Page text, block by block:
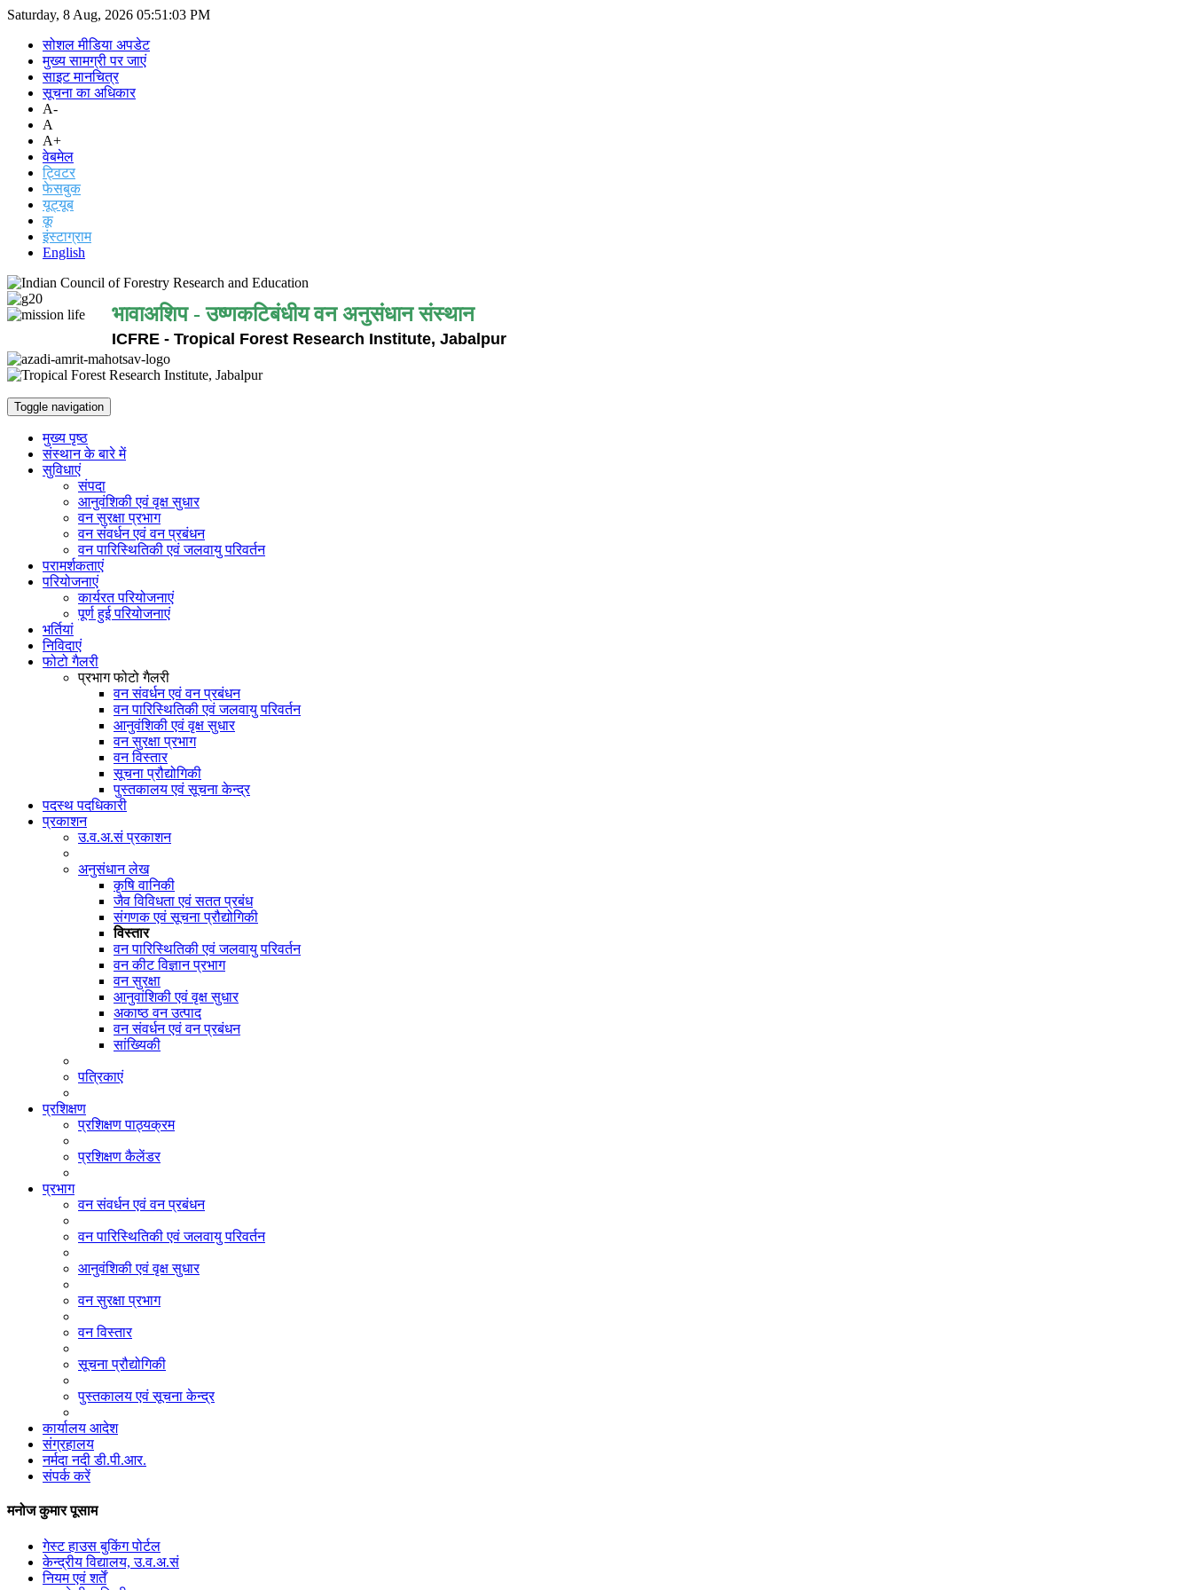
Saturday, 8 Aug, 2026 05:51:03 PM
सोशल मीडिया अपडेट
मुख्य सामग्री पर जाएं
साइट मानचित्र
सूचना का अधिकार
A-
A
A+
वेबमेल
ट्विटर
फेसबुक
यूट्यूब
कू
इंस्टाग्राम
English
भावाअशिप - उष्णकटिबंधीय वन अनुसंधान संस्थान
ICFRE - Tropical Forest Research Institute, Jabalpur
Toggle navigation
मुख्य पृष्ठ
संस्थान के बारे में
सुविधाएं
संपदा
आनुवंशिकी एवं वृक्ष सुधार
वन सुरक्षा प्रभाग
वन संवर्धन एवं वन प्रबंधन
वन पारिस्थितिकी एवं जलवायु परिवर्तन
परामर्शकताएं
परियोजनाएं
कार्यरत परियोजनाएं
पूर्ण हुई परियोजनाएं
भर्तियां
निविदाएं
फोटो गैलरी
प्रभाग फोटो गैलरी
वन संवर्धन एवं वन प्रबंधन
वन पारिस्थितिकी एवं जलवायु परिवर्तन
आनुवंशिकी एवं वृक्ष सुधार
वन सुरक्षा प्रभाग
वन विस्तार
सूचना प्रौद्योगिकी
पुस्तकालय एवं सूचना केन्द्र
पदस्थ पदधिकारी
प्रकाशन
उ.व.अ.सं प्रकाशन
अनुसंधान लेख
कृषि वानिकी
जैव विविधता एवं सतत प्रबंध
संगणक एवं सूचना प्रौद्योगिकी
विस्तार
वन पारिस्थितिकी एवं जलवायु परिवर्तन
वन कीट विज्ञान प्रभाग
वन सुरक्षा
आनुवांशिकी एवं वृक्ष सुधार
अकाष्ठ वन उत्पाद
वन संवर्धन एवं वन प्रबंधन
सांख्यिकी
पत्रिकाएं
प्रशिक्षण
प्रशिक्षण पाठ्यक्रम
प्रशिक्षण कैलेंडर
प्रभाग
वन संवर्धन एवं वन प्रबंधन
वन पारिस्थितिकी एवं जलवायु परिवर्तन
आनुवंशिकी एवं वृक्ष सुधार
वन सुरक्षा प्रभाग
वन विस्तार
सूचना प्रौद्योगिकी
पुस्तकालय एवं सूचना केन्द्र
कार्यालय आदेश
संग्रहालय
नर्मदा नदी डी.पी.आर.
संपर्क करें
मनोज कुमार पूसाम
गेस्ट हाउस बुकिंग पोर्टल
केन्द्रीय विद्यालय, उ.व.अ.सं
नियम एवं शर्तें